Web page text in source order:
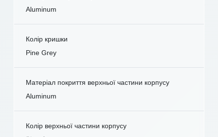
Aluminum
Колір кришки
Pine Grey
Матеріал покриття верхньої частини корпусу
Aluminum
Колір верхньої частини корпусу